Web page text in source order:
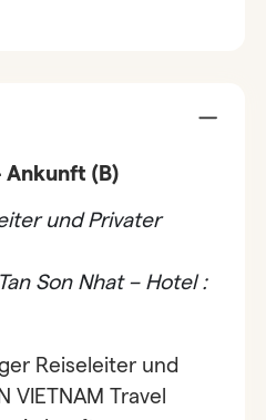
Ankunft (B)
und Privater
Tan Son Nhat – Hotel :
Reiseleiter und
VIETNAM Travel